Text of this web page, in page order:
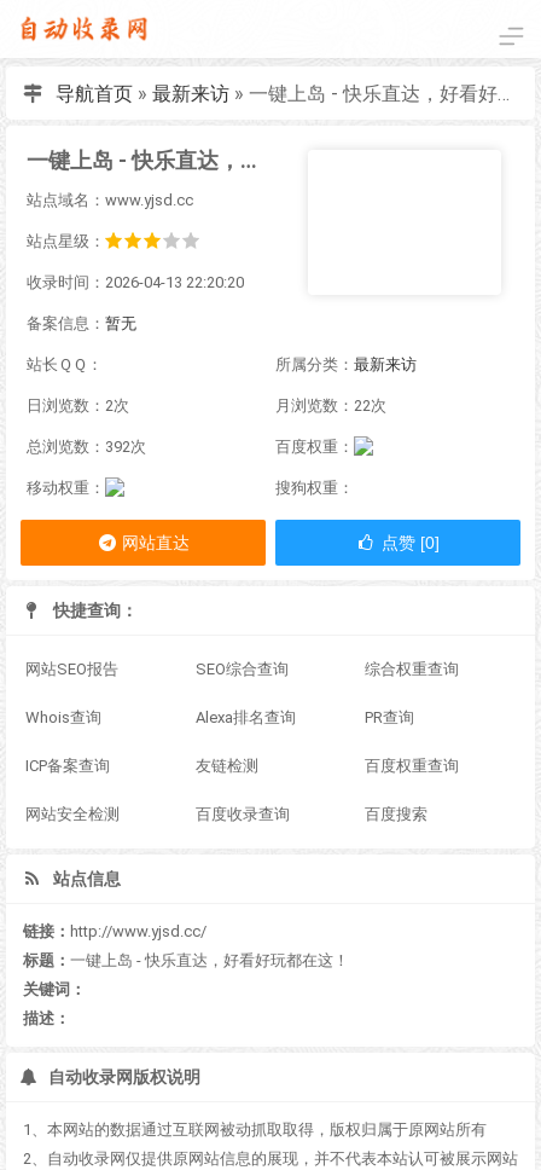
导航首页» 最新来访» 一键上岛 - 快乐直达，好看好玩都在这！
一键上岛 - 快乐直达，好看好玩都在这！
站点域名：www.yjsd.cc
站点星级：
收录时间：2026-04-13 22:20:20
备案信息： 暂无
站长ＱＱ： 所属分类： 最新来访
日浏览数：2次 月浏览数：22次
总浏览数：392次 百度权重：
移动权重： 搜狗权重：
网站直达 点赞 [0]
快捷查询：
网站SEO报告 SEO综合查询 综合权重查询
Whois查询 Alexa排名查询 PR查询
ICP备案查询 友链检测 百度权重查询
网站安全检测 百度收录查询 百度搜索
站点信息
链接： http://www.yjsd.cc/
标题： 一键上岛 - 快乐直达，好看好玩都在这！
关键词：
描述：
自动收录网版权说明
1、本网站的数据通过互联网被动抓取取得，版权归属于原网站所有
2、自动收录网仅提供原网站信息的展现，并不代表本站认可被展示网站